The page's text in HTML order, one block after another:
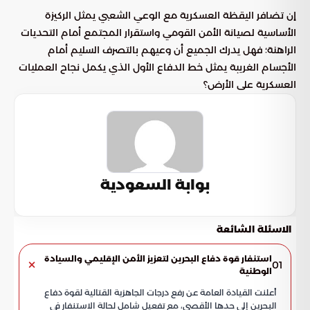
إن تضافر اليقظة العسكرية مع الوعي الشعبي يمثل الركيزة
الأساسية لصيانة الأمن القومي واستقرار المجتمع أمام التحديات
الراهنة؛ فهل يدرك الجميع أن وعيهم بالتصرف السليم أمام
الأجسام الغريبة يمثل خط الدفاع الأول الذي يكمل نجاح العمليات
العسكرية على الأرض؟
بوابة السعودية
الاسئلة الشائعة
01استنفار قوة دفاع البحرين لتعزيز الأمن الإقليمي والسيادة
الوطنية
أعلنت القيادة العامة عن رفع درجات الجاهزية القتالية لقوة دفاع
البحرين إلى حدها الأقصى، مع تفعيل شامل لحالة الاستنفار في